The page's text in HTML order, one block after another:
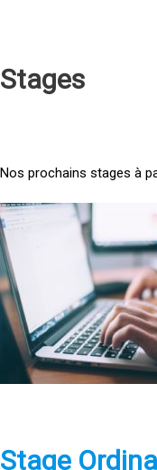
Stages
Nos prochains stages à
<
a
h
e
f
pStage